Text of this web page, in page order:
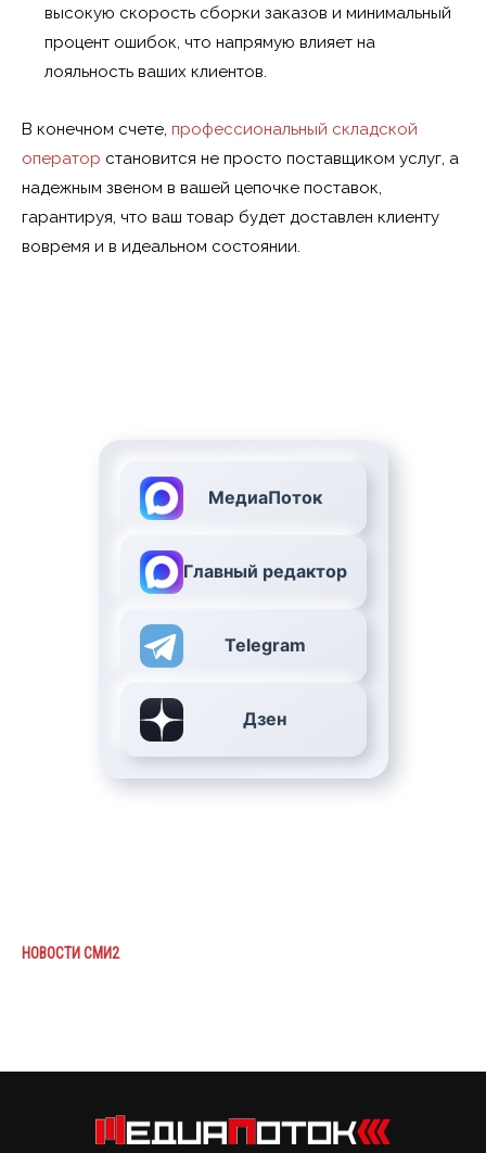
высокую скорость сборки заказов и минимальный
процент ошибок, что напрямую влияет на
лояльность ваших клиентов.
В конечном счете, профессиональный складской
оператор становится не просто поставщиком услуг, а
надежным звеном в вашей цепочке поставок,
гарантируя, что ваш товар будет доставлен клиенту
вовремя и в идеальном состоянии.
МедиаПоток
Главный редактор
Telegram
Дзен
НОВОСТИ СМИ2